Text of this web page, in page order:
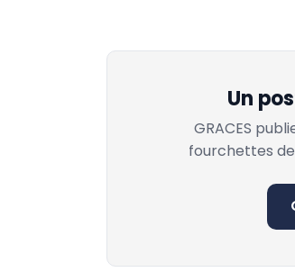
Un
GRACES
fourchettes